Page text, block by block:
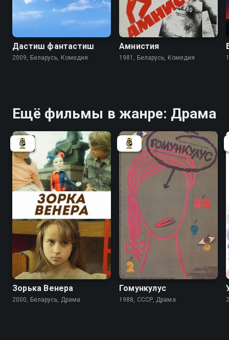
4.6
Дастиш фантастиш
2009, Беларусь, Комедия
6.6
Амнистия
1981, Беларусь, Комедия
Ещё фильмы в жанре: Драма
Зорька Венера
2000, Беларусь, Драма
Гомункулус
1988, СССР, Драма